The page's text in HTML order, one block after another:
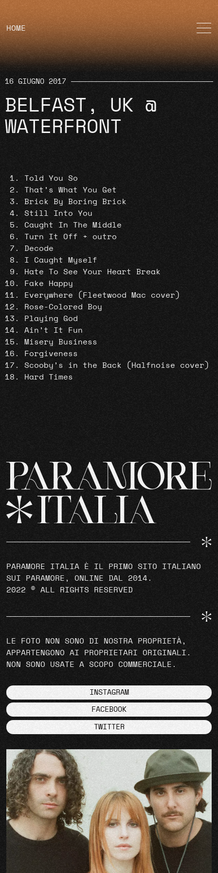
HOME
Told You So
That’s What You Get
Brick By Boring Brick
Still Into You
Caught In The Middle
Turn It Off + outro
Decode
I Caught Myself
Hate To See Your Heart Break
Fake Happy
Everywhere (Fleetwood Mac cover)
Rose-Colored Boy
Playing God
Ain’t It Fun
Misery Business
Forgiveness
Scooby’s in the Back (Halfnoise cover)
Hard Times
16 GIUGNO 2017
BELFAST, UK @
WATERFRONT
PARAMORE ITALIA È IL PRIMO SITO ITALIANO
SUI PARAMORE, ONLINE DAL 2014.
2022 © ALL RIGHTS RESERVED
LE FOTO NON SONO DI NOSTRA PROPRIETÀ,
APPARTENGONO AI PROPRIETARI ORIGINALI.
NON SONO USATE A SCOPO COMMERCIALE.
INSTAGRAM
FACEBOOK
TWITTER